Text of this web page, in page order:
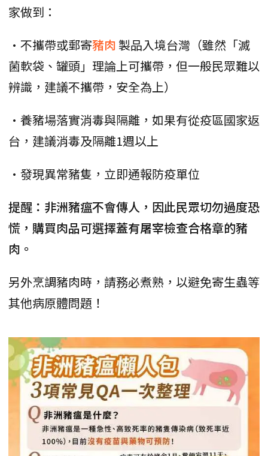
家做到：
•不攜帶或郵寄豬肉 製品入境台灣（雖然「滅
菌軟袋、罐頭」理論上可攜帶，但一般民眾難以
辨識，建議不攜帶，安全為上）
•養豬場落實消毒與隔離，如果有從疫區國家返
台，建議消毒及隔離1週以上
•發現異常豬隻，立即通報防疫單位
提醒：非洲豬瘟不會傳人，因此民眾切勿過度恐
慌，購買肉品可選擇蓋有屠宰檢查合格章的豬
肉。
另外烹調豬肉時，請務必煮熟，以避免寄生蟲等
其他病原體問題！